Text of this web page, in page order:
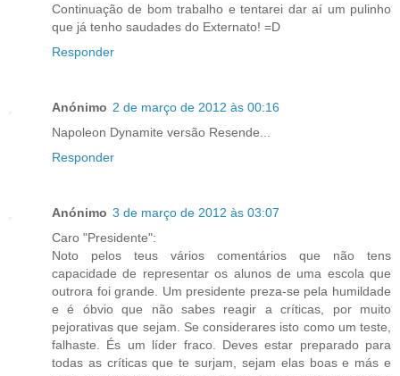
Continuação de bom trabalho e tentarei dar aí um pulinho
que já tenho saudades do Externato! =D
Responder
Anónimo 2 de março de 2012 às 00:16
Napoleon Dynamite versão Resende...
Responder
Anónimo 3 de março de 2012 às 03:07
Caro "Presidente":
Noto pelos teus vários comentários que não tens
capacidade de representar os alunos de uma escola que
outrora foi grande. Um presidente preza-se pela humildade
e é óbvio que não sabes reagir a críticas, por muito
pejorativas que sejam. Se considerares isto como um teste,
falhaste. És um líder fraco. Deves estar preparado para
todas as críticas que te surjam, sejam elas boas e más e